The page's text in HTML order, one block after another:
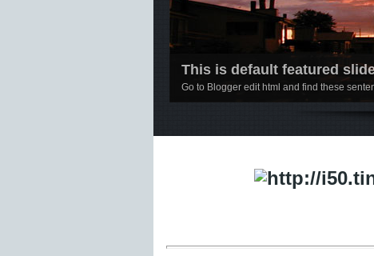
This is default featured
Go to Blogger edit html and find these